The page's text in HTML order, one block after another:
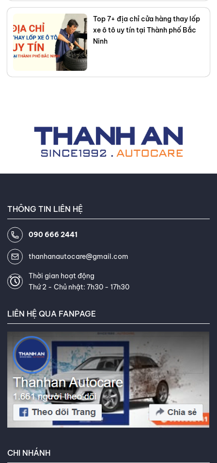
Top 7+ địa chỉ cửa hàng thay lốp
xe ô tô uy tín tại Thành phố Bắc
Ninh
THÔNG TIN LIÊN HỆ
090 666 2441
thanhanautocare@gmail.com
Thời gian hoạt động
Thứ 2 - Chủ nhật: 7h30 - 17h30
LIÊN HỆ QUA FANPAGE
CHI NHÁNH